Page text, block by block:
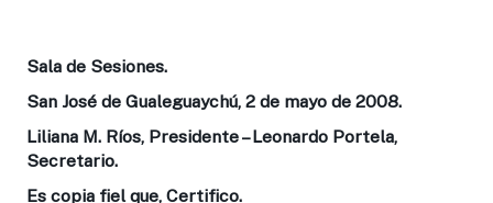
Sala de Sesiones.
San José de Gualeguaychú, 2 de mayo de 2008.
Liliana M. Ríos, Presidente – Leonardo Portela,
Secretario.
Es copia fiel que, Certifico.